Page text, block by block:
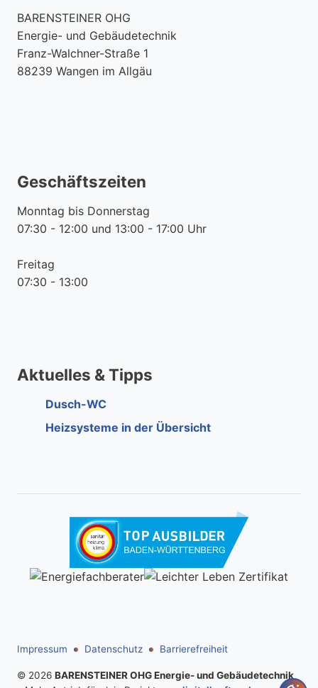
BARENSTEINER OHG
Energie- und Gebäudetechnik
Franz-Walchner-Straße 1
88239 Wangen im Allgäu
Geschäftszeiten
Monntag bis Donnerstag
07:30 - 12:00 und 13:00 - 17:00 Uhr
Freitag
07:30 - 13:00
Aktuelles & Tipps
Dusch-WC
Heizsysteme in der Übersicht
Impressum Datenschutz Barrierefreiheit
© 2026 BARENSTEINER OHG Energie- und Gebäudetechnik